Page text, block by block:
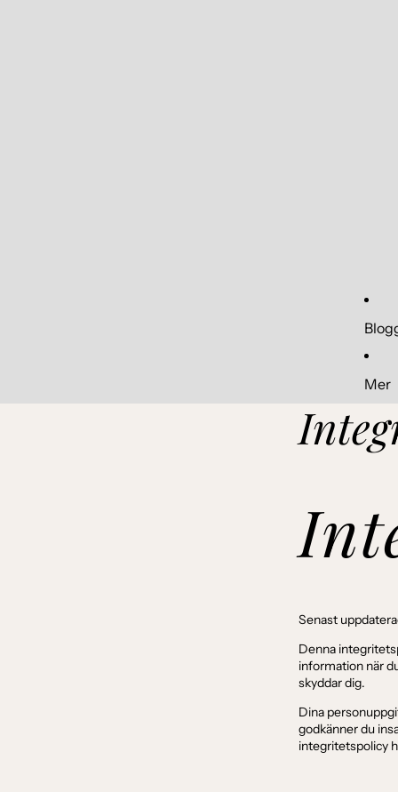
Mer
Senast
Denna
information när
skyddar dig.
Dina
godkänner du
integritetspolicy